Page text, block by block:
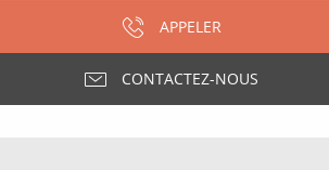
APPELER
CONTACTEZ-NOUS